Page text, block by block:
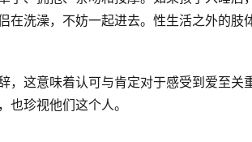
在洗澡，不妨一起进去。性生活之外的肢
，这意味着认可与肯定对于感受到爱至关
珍视他们这个人。